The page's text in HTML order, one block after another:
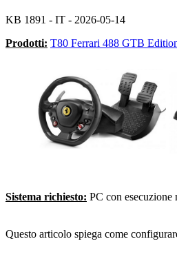
KB 1891 - IT - 2026-05-14
Prodotti: T80 Ferrari 488 GTB
Sistema richiesto: PC con
Questo articolo spiega come